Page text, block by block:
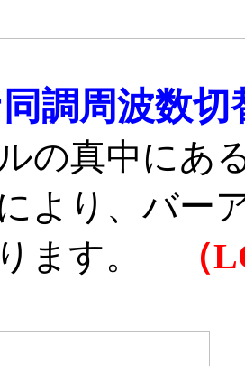
調周波数切
の真中にあ
より、バー
ます。
（